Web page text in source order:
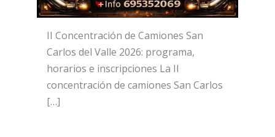
II Concentración de Camiones San
Carlos del Valle 2026: programa,
horarios e inscripciones La II
concentración de camiones San Carlos
[…]